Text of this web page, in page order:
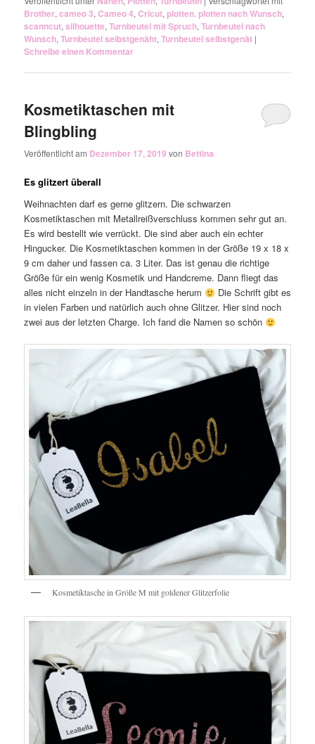
Brother,cameo 3,Cameo 4,Cricut,plotten. plotten nach Wunsch,
scanncut,silhouette,Turnbeutel mit Spruch,Turnbeutel nach
Wunsch,Turnbeutel selbstgenäht,Turnbeutel selbstgenät |
Schreibe einen Kommentar
Kosmetiktaschen mit
Blingbling
Veröffentlicht am Dezember 17, 2019 von Bettina
Es glitzert überall
Weihnachten darf es gerne glitzern. Die schwarzen
Kosmetiktaschen mit Metallreißverschluss kommen sehr gut an.
Es wird bestellt wie verrückt. Die sind aber auch ein echter
Hingucker. Die Kosmetiktaschen kommen in der Größe 19 x 18 x
9 cm daher und fassen ca. 3 Liter. Das ist genau die richtige
Größe für ein wenig Kosmetik und Handcreme. Dann fliegt das
alles nicht einzeln in der Handtasche herum
Die Schrift gibt es
in vielen Farben und natürlich auch ohne Glitzer. Hier sind noch
zwei aus der letzten Charge. Ich fand die Namen so schön
Kosmetiktasche in Größe M mit goldener Glitzerfolie